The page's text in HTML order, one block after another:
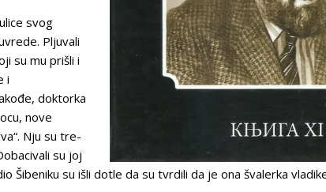
svog
Plju­va­li
su mu pri­šli i
i
doktorka
nove
Nju su tre­
su joj
Ši­be­ni­ku su išli do­tle da su tvr­di­li da je ona šva­ler­ka